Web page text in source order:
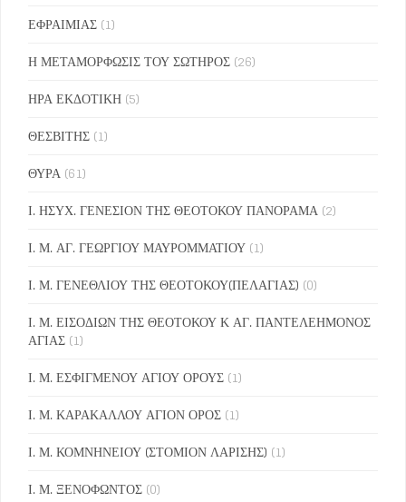
ΕΦΡΑΙΜΙΑΣ (1)
Η ΜΕΤΑΜΟΡΦΩΣΙΣ ΤΟΥ ΣΩΤΗΡΟΣ (26)
ΗΡΑ ΕΚΔΟΤΙΚΗ (5)
ΘΕΣΒΙΤΗΣ (1)
ΘΥΡΑ (61)
Ι. ΗΣΥΧ. ΓΕΝΕΣΙΟΝ ΤΗΣ ΘΕΟΤΟΚΟΥ ΠΑΝΟΡΑΜΑ (2)
Ι. Μ. ΑΓ. ΓΕΩΡΓΙΟΥ ΜΑΥΡΟΜΜΑΤΙΟΥ (1)
Ι. Μ. ΓΕΝΕΘΛΙΟΥ ΤΗΣ ΘΕΟΤΟΚΟΥ(ΠΕΛΑΓΙΑΣ) (0)
Ι. Μ. ΕΙΣΟΔΙΩΝ ΤΗΣ ΘΕΟΤΟΚΟΥ Κ ΑΓ. ΠΑΝΤΕΛΕΗΜΟΝΟΣ
ΑΓΙΑΣ (1)
Ι. Μ. ΕΣΦΙΓΜΕΝΟΥ ΑΓΙΟΥ ΟΡΟΥΣ (1)
Ι. Μ. ΚΑΡΑΚΑΛΛΟΥ ΑΓΙΟΝ ΟΡΟΣ (1)
Ι. Μ. ΚΟΜΝΗΝΕΙΟΥ (ΣΤΟΜΙΟΝ ΛΑΡΙΣΗΣ) (1)
Ι. Μ. ΞΕΝΟΦΩΝΤΟΣ (0)